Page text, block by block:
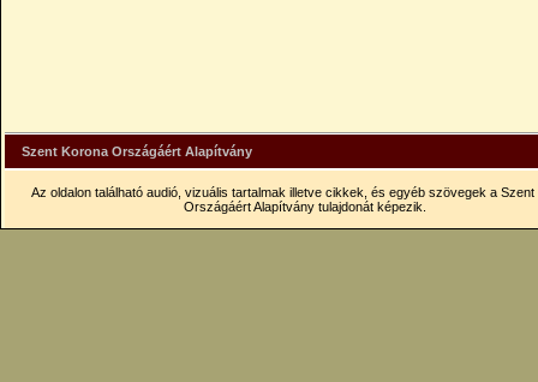
Szent Korona Országáért Alapítvány
Az oldalon található audió, vizuális tartalmak illetve cikkek, és egyéb szövegek a Szent
Országáért Alapítvány tulajdonát képezik.